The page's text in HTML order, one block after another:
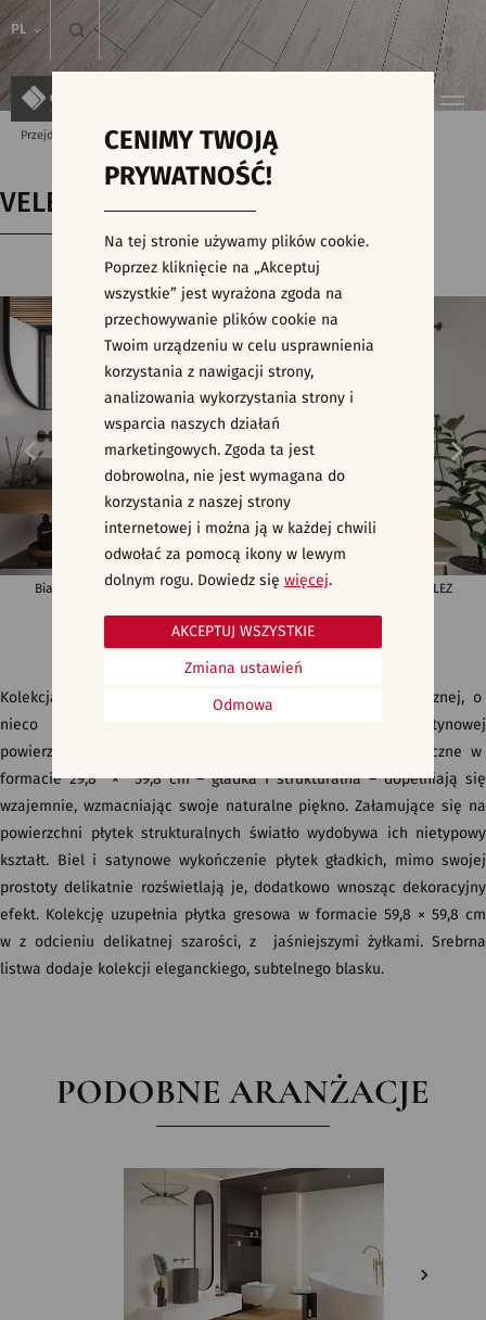
PL
Przejdź do strony głównej Kolekcje VELEZ
VELEZ
Białe płytki, kafle strukturalne i lamele - modna łazienka boho - VELEZ
Kolekcja VELEZ bazuje na oryginalnej strukturze geometrycznej, o
nieco ostrym kształcie, którą łagodzi miękka biel satynowej
powierzchni płytek. W ramach kolekcji dwie płytki ceramiczne w
formacie 29,8 × 59,8 cm – gładka i strukturalna – dopełniają się
wzajemnie, wzmacniając swoje naturalne piękno. Załamujące się na
powierzchni płytek strukturalnych światło wydobywa ich nietypowy
kształt. Biel i satynowe wykończenie płytek gładkich, mimo swojej
prostoty delikatnie rozświetlają je, dodatkowo wnosząc dekoracyjny
efekt. Kolekcję uzupełnia płytka gresowa w formacie 59,8 × 59,8 cm
w z odcieniu delikatnej szarości, z jaśniejszymi żyłkami. Srebrna
listwa dodaje kolekcji eleganckiego, subtelnego blasku.
PODOBNE ARANŻACJE
CENIMY TWOJĄ
PRYWATNOŚĆ!
Na tej stronie używamy plików cookie.
Poprzez kliknięcie na „Akceptuj
wszystkie” jest wyrażona zgoda na
przechowywanie plików cookie na
Twoim urządzeniu w celu usprawnienia
korzystania z nawigacji strony,
analizowania wykorzystania strony i
wsparcia naszych działań
marketingowych. Zgoda ta jest
dobrowolna, nie jest wymagana do
korzystania z naszej strony
internetowej i można ją w każdej chwili
odwołać za pomocą ikony w lewym
dolnym rogu. Dowiedz się więcej.
Odmowa
Zmiana ustawień
AKCEPTUJ WSZYSTKIE